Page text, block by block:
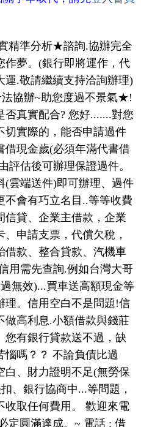
準分析★諮詢.協辦完全
作夢。(銀行即將運作，代
運.敬請繼續支持洽詢辦理)
協辦~助您度過不景氣★!
真實配合? 您好.......對您
切實際的，能否申請過件
借現金歲(必須年滿代書借
評估後可辦理保證過件。
(雲端送件)即可辦理、過件
不會有巧立名目..等等收費
信貸、企業主借款，企業
申請支票，代償欠稅，
借款、整合貸款、汽機車
用需先查詢.例如台灣大哥
無效)...買車送高額現金等
理。信用空白不是問題!信
做高利息.小額借款與錢莊
您有銀行貸款送不過，缺
惱嗎？？ 不論負債比過
白、財力證明不足(無勞保
、銀行協商中...等問題，
收取任何費用。 歡迎來電
定圓滿達成。~ 電話 : 借